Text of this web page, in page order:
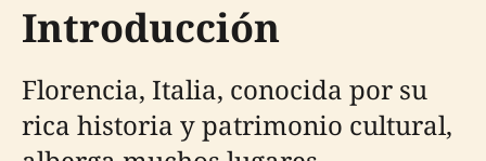
Introducción
Florencia, Italia, conocida por su
rica historia y patrimonio cultural,